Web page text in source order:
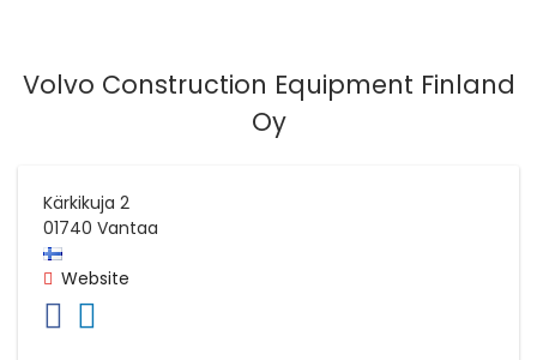
Volvo Construction Equipment Finland
Oy
Kärkikuja 2
01740 Vantaa
Website